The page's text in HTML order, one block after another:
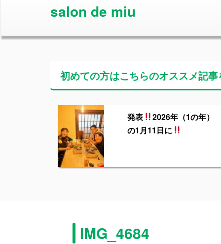
salon de miu
初めての方はこちらのオススメ記
発表
2026年（1の年）
の1月11日に
IMG_4684